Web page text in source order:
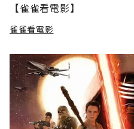
【雀雀看電影】
雀雀看電影